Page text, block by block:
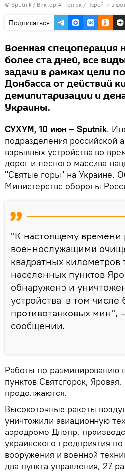
© Sputnik / Виктор Антонюк / Перейти в
Подписаться
Военная спецоперация
более ста дней, все
задачи в рамках цели
Донбасса от действий
демилитаризации и
Украины.
СУХУМ, 10 июн – Sputnik.
подразделения российской
взрывных устройства во
дорог и лесного массива
"Святые горы" на Украине.
Министерство обороны
"К настоящему времени
военнослужащими
квадратных километров
населенных пунктов
обнаружено и
устройства, в том числе
противотанковых мин",
сообщении.
Работы по разминированию
пунктов Святогорск,
продолжаются.
Высокоточные ракеты
уничтожили авиационную
аэродроме Днепр,
украинского предприятия
вооружения и военной
два пункта управления, 27